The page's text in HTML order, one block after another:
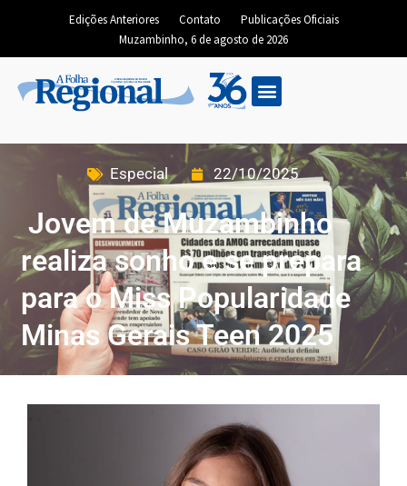
Edições Anteriores Contato
Publicações Oficiais
Muzambinho, 6 de agosto de 2026
Especial 22/10/2025
Jovem de Muzambinho
realiza sonho e se prepara
para o Miss Popularidade
Minas Gerais Teen 2025